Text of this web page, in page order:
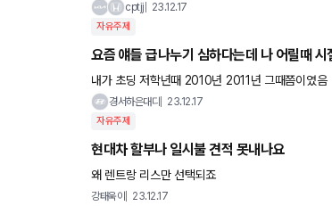
취를 시도, 3번째 차량이 무슨일인지 몰라 창문을 연
cptjj 23.12.17
자유주제
요즘 얘들 급나누기 심하다는데 나 어릴때 시
내가 초딩 저학년때 2010년 2011년 그때쯤이였음 ㅋㅋ 아빠차 신형 k5다 특히 그랜저다 자랑 하면서 신기하게 먹
경서하은대디 23.12.17
자유주제
현대차 할부나 일시불 견적 못내나요
왜 렌트랑 리스만 선택되죠
강태욱이 23.12.17